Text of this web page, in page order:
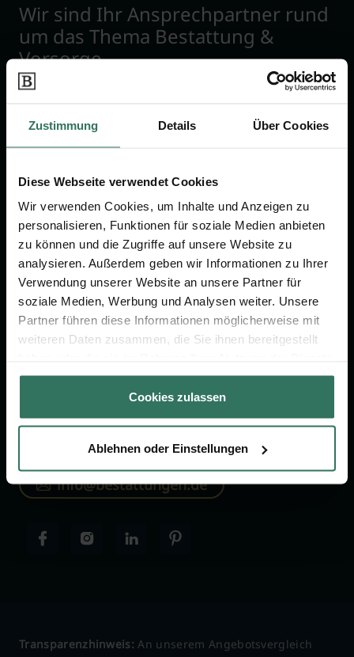
Zustimmung Details Über Cookies
Diese Webseite verwendet Cookies
Wir verwenden Cookies, um Inhalte und Anzeigen zu
personalisieren, Funktionen für soziale Medien anbieten
zu können und die Zugriffe auf unsere Website zu
analysieren. Außerdem geben wir Informationen zu Ihrer
Verwendung unserer Website an unsere Partner für
soziale Medien, Werbung und Analysen weiter. Unsere
Partner führen diese Informationen möglicherweise mit
weiteren Daten zusammen, die Sie ihnen bereitgestellt
gesammelt haben.
Cookies zulassen
Ablehnen oder Einstellungen
Wir sind Ihr Ansprechpartner rund
um das Thema Bestattung &
Vorsorge.
Ratgeber
Verzeichnis
Wissenswertes
Über uns
Für Bestatter
Kostenlos registrieren
KONTAKTIEREN SIE UNS
030-75437515
info@bestattungen.de
Transparenzhinweis: An unserem Angebotsvergleich